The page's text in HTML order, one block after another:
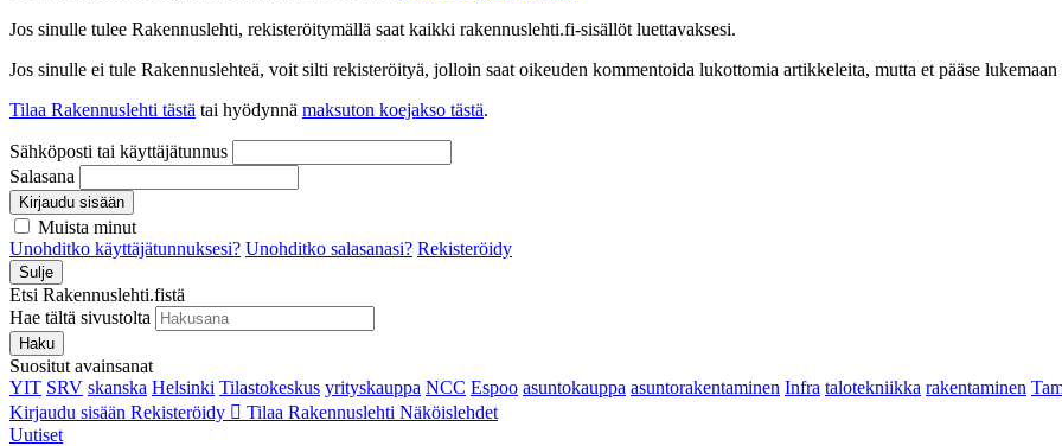
Jos sinulle tulee Rakennuslehti, rekisteröitymällä saat kaikki rakennuslehti.fi-sisällöt luettavaksesi.
Jos sinulle ei tule Rakennuslehteä, voit silti rekisteröityä, jolloin saat oikeuden kommentoida lukottomia artikkeleita, mutta et pääse
Tilaa Rakennuslehti tästä tai hyödynnä maksuton koejakso tästä.
Sähköposti tai käyttäjätunnus
Salasana
Kirjaudu sisään
Muista minut
Unohditko käyttäjätunnuksesi? Unohditko salasanasi? Rekisteröidy
Sulje
Etsi Rakennuslehti.fistä
Hae tältä sivustolta
Haku
Suositut avainsanat
YIT SRV skanska Helsinki Tilastokeskus yrityskauppa NCC Espoo asuntokauppa asuntorakentaminen Infra talotekniikka rakentaminen
Kirjaudu sisään Rekisteröidy Tilaa Rakennuslehti Näköislehdet
Uutiset